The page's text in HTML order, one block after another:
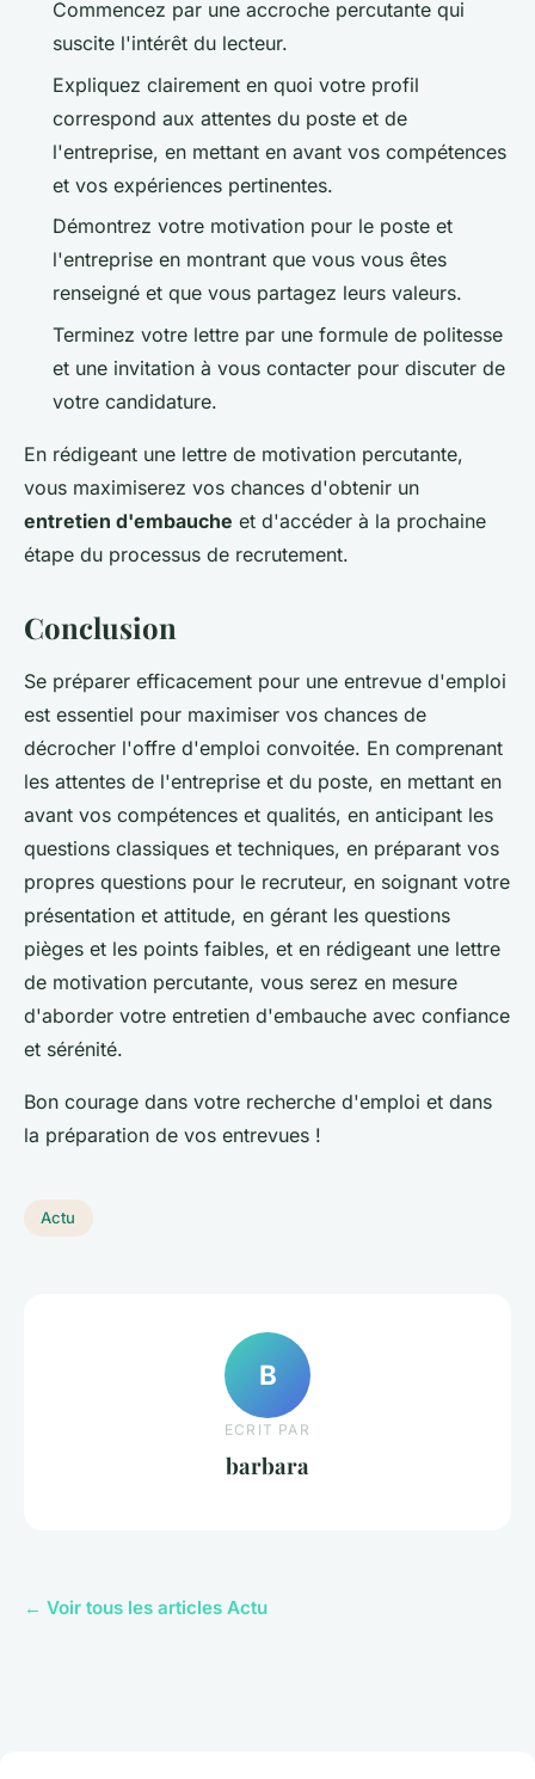
Commencez par une accroche percutante qui
suscite l'intérêt du lecteur.
Expliquez clairement en quoi votre profil
correspond aux attentes du poste et de
l'entreprise, en mettant en avant vos compétences
et vos expériences pertinentes.
Démontrez votre motivation pour le poste et
l'entreprise en montrant que vous vous êtes
renseigné et que vous partagez leurs valeurs.
Terminez votre lettre par une formule de politesse
et une invitation à vous contacter pour discuter de
votre candidature.
En rédigeant une lettre de motivation percutante,
vous maximiserez vos chances d'obtenir un
entretien d'embauche et d'accéder à la prochaine
étape du processus de recrutement.
Conclusion
Se préparer efficacement pour une entrevue d'emploi
est essentiel pour maximiser vos chances de
décrocher l'offre d'emploi convoitée. En comprenant
les attentes de l'entreprise et du poste, en mettant en
avant vos compétences et qualités, en anticipant les
questions classiques et techniques, en préparant vos
propres questions pour le recruteur, en soignant votre
présentation et attitude, en gérant les questions
pièges et les points faibles, et en rédigeant une lettre
de motivation percutante, vous serez en mesure
d'aborder votre entretien d'embauche avec confiance
et sérénité.
Bon courage dans votre recherche d'emploi et dans
la préparation de vos entrevues !
Actu
B
ECRIT PAR
barbara
← Voir tous les articles Actu